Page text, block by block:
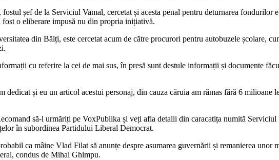
șef de la Serviciul Vamal, cercetat și acesta penal pentru deturnarea
o eliberare impusă nu din propria inițiativă.
din Bălți, este cercetat acum de către procurori pentru autobuzele școlare,
cu referire la cei de mai sus, în presă sunt destule informații și documente
dedicat și eu un articol acestui personaj, din cauza căruia am rămas fără 6
să-l urmăriți pe VoxPublika și veți afla detalii din caracatița numită
în subordinea Partidului Liberal Democrat.
ca mâine Vlad Filat să anunțe despre asumarea guvernării și remanierea
condus de Mihai Ghimpu.